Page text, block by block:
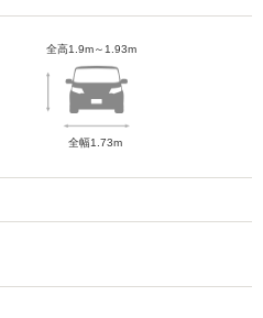
全高1.9m～1.93m
全幅1.73m